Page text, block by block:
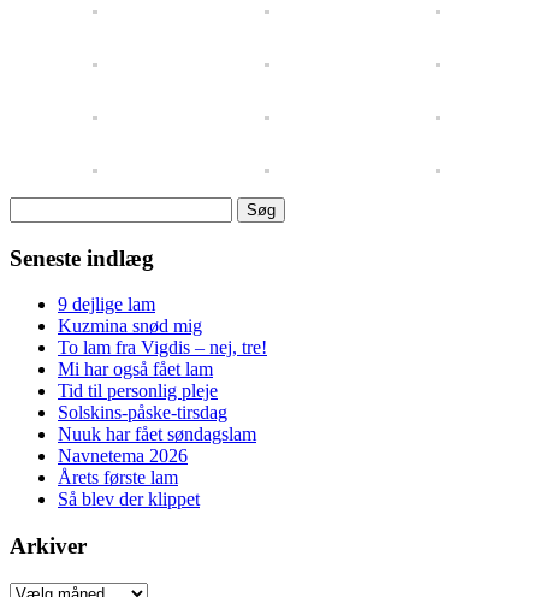
efter:
Seneste indlæg
9 dejlige lam
Kuzmina snød mig
To lam fra Vigdis – nej, tre!
Mi har også fået lam
Tid til personlig pleje
Solskins-påske-tirsdag
Nuuk har fået søndagslam
Navnetema 2026
Årets første lam
Så blev der klippet
Arkiver
Arkiver